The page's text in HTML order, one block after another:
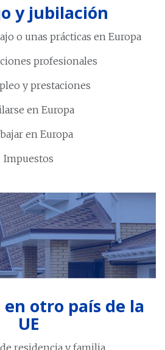
y jubilación
o unas prácticas en Europa
profesionales
y prestaciones
en Europa
en Europa
Impuestos
en otro país de la
UE
residencia y familia